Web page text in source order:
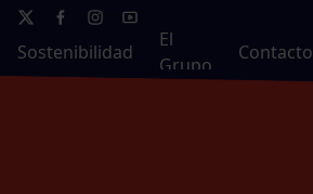
Sostenibilidad
El
Grupo
Contacto